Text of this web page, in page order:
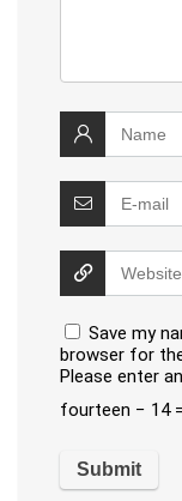
Save my
browser for
Please enter
fourteen − 14 =